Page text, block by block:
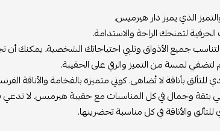
الذي يميز دار هيرميس.
لتمنحك الراحة والاستدامة.
لتناسب جميع الأذواق وتلبي احتياجاتك الشخصية، يمكنك
لتضفي لمسة من التميز والرقي على الحقيبة.
بأناقة لا تُضاهى. كوني متميزة بالفخامة والأناقة
وجمال في كل المناسبات مع حقيبة هيرميس. لا
والأناقة في كل مناسبة تحضرينها.